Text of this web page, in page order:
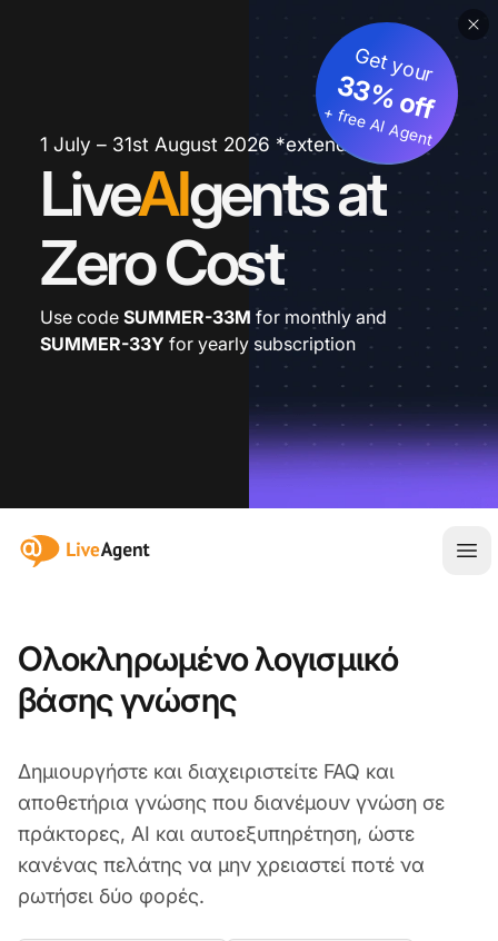
1 July – 31st August 2026 *extended
LiveAIgents at
Zero Cost
Get your
33% off
+ free AI Agent
Use code SUMMER-33M for monthly and
SUMMER-33Y for yearly subscription
:site.title
Ολοκληρωμένο λογισμικό
βάσης γνώσης
Δημιουργήστε και διαχειριστείτε FAQ και
αποθετήρια γνώσης που διανέμουν γνώση σε
πράκτορες, AI και αυτοεξυπηρέτηση, ώστε
κανένας πελάτης να μην χρειαστεί ποτέ να
ρωτήσει δύο φορές.